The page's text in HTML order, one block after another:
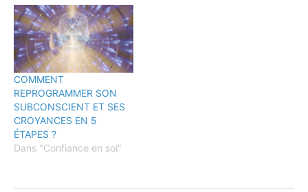
COMMENT
REPROGRAMMER SON
SUBCONSCIENT ET SES
CROYANCES EN 5
ÉTAPES ?
Dans "Confiance en soi"